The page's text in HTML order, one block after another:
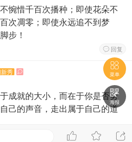
惋惜千百次播种；即使花朵不
次凋零；即使永远追不到梦
步！
 回复
60 #
秀 
成就的大小，而在于你是否努
己的声音，走出属于自己的道
回复

菜单

海报


